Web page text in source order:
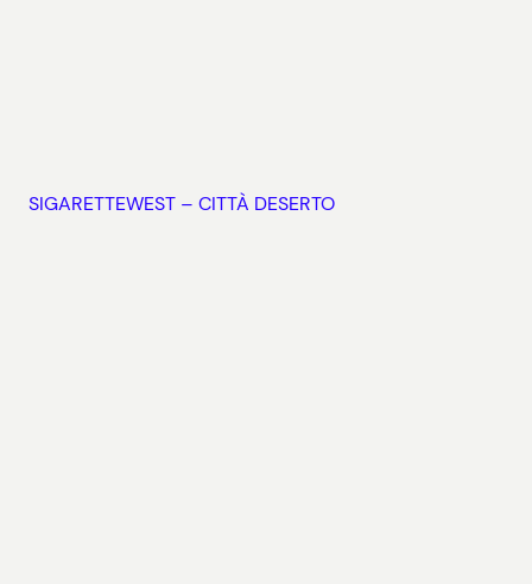
SIGARETTEWEST – CITTÀ DESERTO